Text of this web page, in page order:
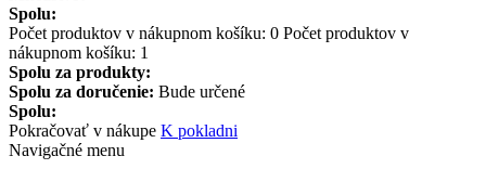
Spolu:
Počet produktov v nákupnom košíku: 0 Počet produktov v
nákupnom košíku: 1
Spolu za produkty:
Spolu za doručenie: Bude určené
Spolu:
Pokračovať v nákupe K pokladni
Navigačné menu